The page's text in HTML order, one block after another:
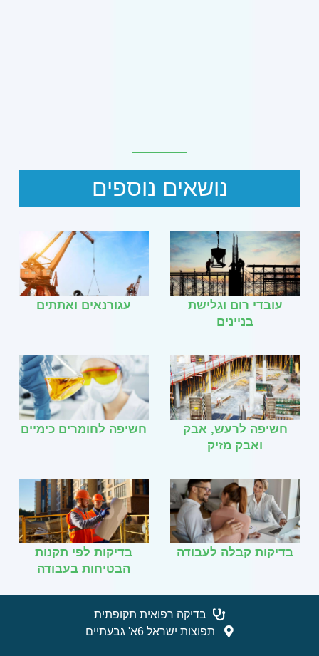
נושאים נוספים
עובדי רום וגלישת
בניינים
עגורנאים ואתתים
חשיפה לרעש, אבק
ואבק מזיק
חשיפה לחומרים כימיים
בדיקות קבלה לעבודה
בדיקות לפי תקנות
הבטיחות בעבודה
בדיקה רפואית תקופתית
תפוצות ישראל 6א' גבעתיים